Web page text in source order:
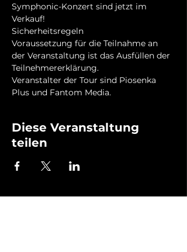
Symphonic-Konzert sind jetzt im
Verkauf!
Sicherheitsregeln
Voraussetzung für die Teilnahme an
der Veranstaltung ist das Ausfüllen der
Teilnehmererklärung.
Veranstalter der Tour sind Piosenka
Plus und Fantom Media.
Diese Veranstaltung
teilen